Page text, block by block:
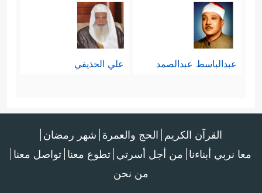
عبدالباسط عبدالصمد علي الحذيفي
القرآن الكريم الحج والعمرة شهر رمضان
معا نربي أبناءنا من أجل أسرتي تطوع معنا تواصل معنا
من نحن